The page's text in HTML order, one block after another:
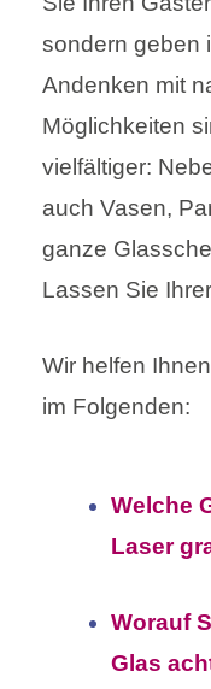
sondern geben
Andenken mit
Möglichkeiten
vielfältiger:
auch Vasen,
ganze
Lassen Sie
Wir helfen
im Folgenden:
Welche
Laser
Worauf
Glas